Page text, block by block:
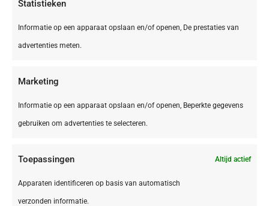
Statistieken
Informatie op een apparaat opslaan en/of openen, De prestaties van
advertenties meten.
Marketing
Informatie op een apparaat opslaan en/of openen, Beperkte gegevens
gebruiken om advertenties te selecteren.
Toepassingen Altijd actief
Apparaten identificeren op basis van automatisch
verzonden informatie.
België,Brussel
Brussel Vilvoorde Campanile Hotel Brussel
Vilvoorde